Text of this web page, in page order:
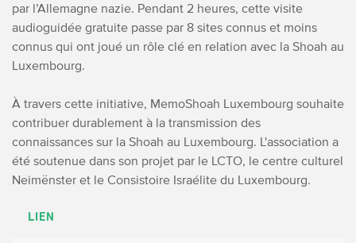
par l’Allemagne nazie. Pendant 2 heures, cette visite
audioguidée gratuite passe par 8 sites connus et moins
connus qui ont joué un rôle clé en relation avec la Shoah au
Luxembourg.
À travers cette initiative, MemoShoah Luxembourg souhaite
contribuer durablement à la transmission des
connaissances sur la Shoah au Luxembourg. L'association a
été soutenue dans son projet par le LCTO, le centre culturel
Neimënster et le Consistoire Israélite du Luxembourg.
LIEN